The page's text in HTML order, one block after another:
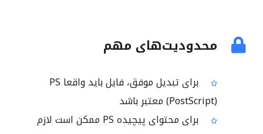
محدودیت‌های مهم
برای تبدیل موفق، فایل باید واقعا PS
(PostScript) معتبر باشد
برای محتوای پیچیده PS ممکن است لازم